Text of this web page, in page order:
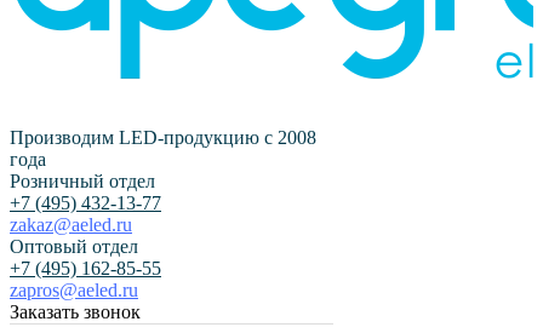
Производим LED-продукцию с 2008
года
Розничный отдел
+7 (495) 432-13-77
zakaz@aeled.ru
Оптовый отдел
+7 (495) 162-85-55
zapros@aeled.ru
Заказать звонок